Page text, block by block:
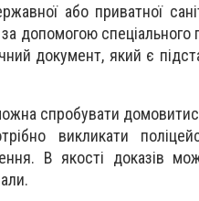
або приватної
допомогою
документ, який є
спробувати
викликати
В якості доказів